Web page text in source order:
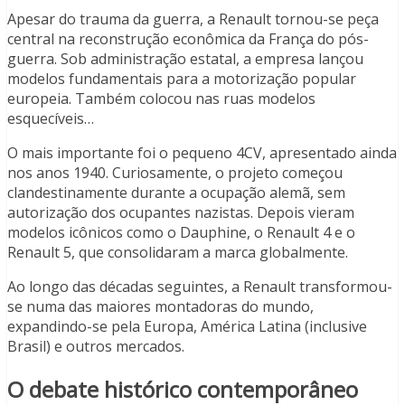
Apesar do trauma da guerra, a Renault tornou-se peça
central na reconstrução econômica da França do pós-
guerra. Sob administração estatal, a empresa lançou
modelos fundamentais para a motorização popular
europeia. Também colocou nas ruas modelos
esquecíveis…
O mais importante foi o pequeno 4CV, apresentado ainda
nos anos 1940. Curiosamente, o projeto começou
clandestinamente durante a ocupação alemã, sem
autorização dos ocupantes nazistas. Depois vieram
modelos icônicos como o Dauphine, o Renault 4 e o
Renault 5, que consolidaram a marca globalmente.
Ao longo das décadas seguintes, a Renault transformou-
se numa das maiores montadoras do mundo,
expandindo-se pela Europa, América Latina (inclusive
Brasil) e outros mercados.
O debate histórico contemporâneo